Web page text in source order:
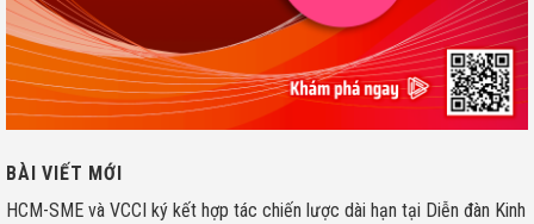
BÀI VIẾT MỚI
HCM-SME và VCCI ký kết hợp tác chiến lược dài hạn tại Diễn đàn Kinh